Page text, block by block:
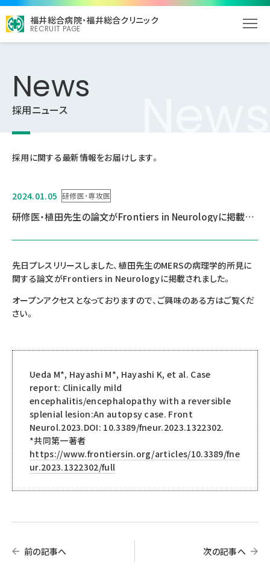
福井総合病院・福井総合クリニック
RECRUIT PAGE
News
News
採用ニュース
採用に関する最新情報をお届けします。
2024.01.05 研修医・専攻医
研修医・植田先生の論文がFrontiers in Neurologyに掲載されました。
先日プレスリリースしました、植田先生のMERSの病理学的所見に
関する論文がFrontiers in Neurologyに掲載されました。
オープンアクセスとなっておりますので、ご興味のある方はご覧くだ
さい。
Ueda M*, Hayashi M*, Hayashi K, et al. Case
report: Clinically mild
encephalitis/encephalopathy with a reversible
splenial lesion:An autopsy case. Front
Neurol.2023.DOI: 10.3389/fneur.2023.1322302.
*共同第一著者
https://www.frontiersin.org/articles/10.3389/fne
ur.2023.1322302/full
前の記事へ 次の記事へ